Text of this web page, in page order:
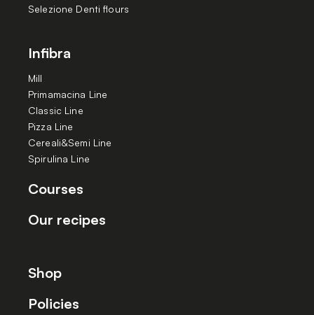
Selezione Denti flours
Infibra
Mill
Primamacina Line
Classic Line
Pizza Line
Cereali&Semi Line
Spirulina Line
Courses
Our recipes
Shop
Policies